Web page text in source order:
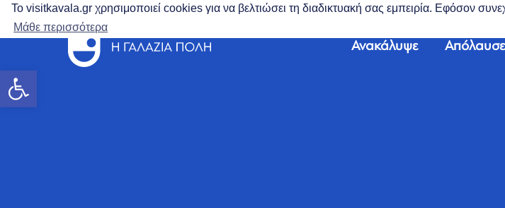
Το visitkavala.gr χρησιμοποιεί cookies για να βελτιώσει τη διαδικτυακή σας εμπειρία. Εφόσον
Μάθε περισσότερα
Ανοίξτε τη γραμμή εργαλείων
Ανακάλυψε Απόλαυσε